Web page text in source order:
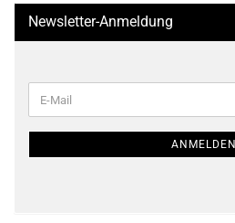
Newsletter-Anmeldung
ZUR
E-
Mail
ANMELDEN